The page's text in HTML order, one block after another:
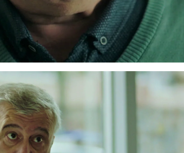
llevar a Görkem al médico después
de nervios estando con él, la
Ayten por su nombre de pila y no
comenzó a investigar y descubrió
hijo suyo!
desconcertado por la mentira de su
a su puerta para pedirle
quedó completamente petrificada al
descubierto la verdad y le dijo que
con su padre. ¡Él le daría las